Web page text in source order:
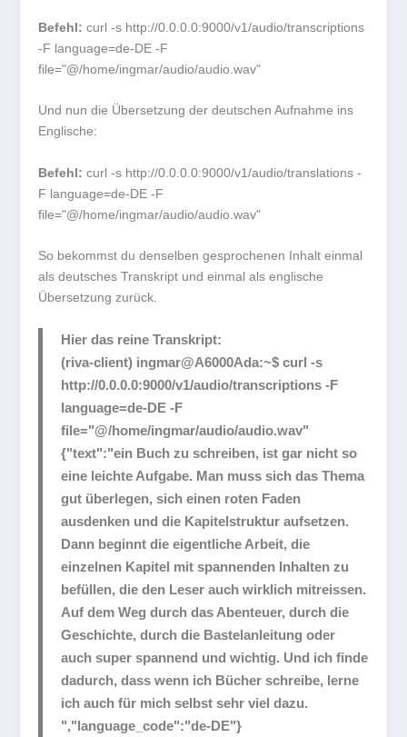
Befehl: curl -s http://0.0.0.0:9000/v1/audio/transcriptions
-F language=de-DE -F
file="@/home/ingmar/audio/audio.wav"
Und nun die Übersetzung der deutschen Aufnahme ins
Englische:
Befehl: curl -s http://0.0.0.0:9000/v1/audio/translations -
F language=de-DE -F
file="@/home/ingmar/audio/audio.wav"
So bekommst du denselben gesprochenen Inhalt einmal
als deutsches Transkript und einmal als englische
Übersetzung zurück.
Hier das reine Transkript:
(riva-client) ingmar@A6000Ada:~$ curl -s
http://0.0.0.0:9000/v1/audio/transcriptions -F
language=de-DE -F
file="@/home/ingmar/audio/audio.wav"
{"text":"ein Buch zu schreiben, ist gar nicht so
eine leichte Aufgabe. Man muss sich das Thema
gut überlegen, sich einen roten Faden
ausdenken und die Kapitelstruktur aufsetzen.
Dann beginnt die eigentliche Arbeit, die
einzelnen Kapitel mit spannenden Inhalten zu
befüllen, die den Leser auch wirklich mitreissen.
Auf dem Weg durch das Abenteuer, durch die
Geschichte, durch die Bastelanleitung oder
auch super spannend und wichtig. Und ich finde
dadurch, dass wenn ich Bücher schreibe, lerne
ich auch für mich selbst sehr viel dazu.
","language_code":"de-DE"}